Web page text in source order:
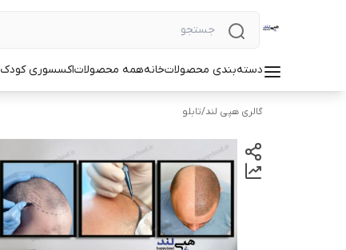
دسته‌بندی محصولاتخانههمه محصولاتاکسسوری کودک
گالری هپی لند/تابلو